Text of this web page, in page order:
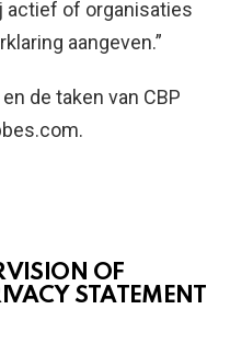
actief of organisaties
aangeven.”
de taken van CBP
OF
STATEMENT